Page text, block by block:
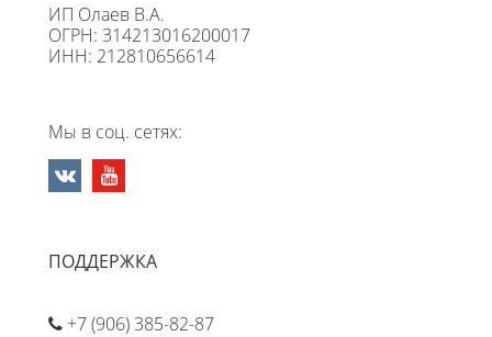
ИП Олаев В.А.
ОГРН: 314213016200017
ИНН: 212810656614
Мы в соц. сетях:
ПОДДЕРЖКА
+7 (906) 385-82-87